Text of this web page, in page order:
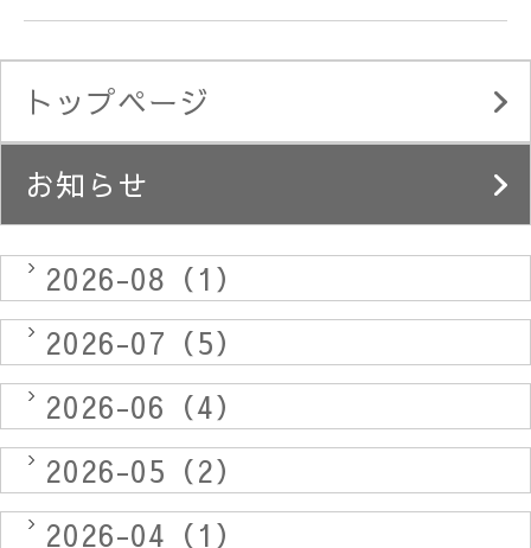
トップページ
お知らせ
2026-08（1）
2026-07（5）
2026-06（4）
2026-05（2）
2026-04（1）